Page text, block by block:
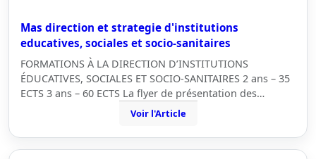
Mas direction et strategie d'institutions
educatives, sociales et socio-sanitaires
FORMATIONS À LA DIRECTION D’INSTITUTIONS
ÉDUCATIVES, SOCIALES ET SOCIO-SANITAIRES 2 ans – 35
ECTS 3 ans – 60 ECTS La flyer de présentation des…
Voir l'Article